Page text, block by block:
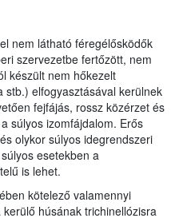
nem látható féregélősködők
szervezetbe fertőzött, nem
készült nem hőkezelt
stb.) elfogyasztásával kerülnek
fejfájás, rossz közérzet és
súlyos izomfájdalom. Erős
olykor súlyos idegrendszeri
esetekben a
is lehet.
kötelező valamennyi
húsának trichinellózisra